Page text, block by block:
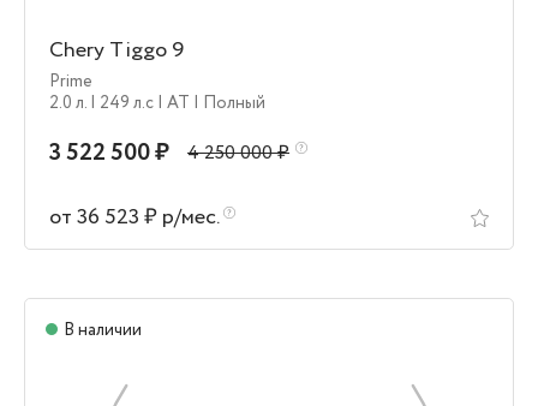
Chery Tiggo 9
Prime
2.0 л. | 249 л.c | AT | Полный
3 522 500 ₽ 4 250 000 ₽
от 36 523 ₽ р/мес.
В наличии